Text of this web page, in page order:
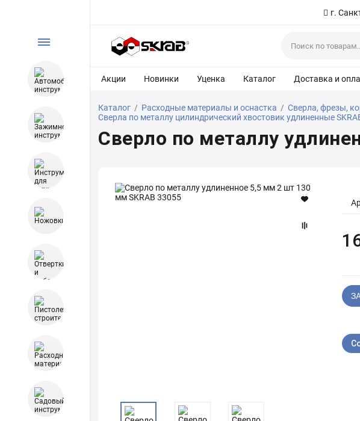
г.
Акции Новинки Уценка Каталог Доставка и
Каталог / Расходные материалы и оснастка / Сверла, фрезы,
Сверла по металлу цилиндрический хвостовик удлиненные
Сверло по металлу